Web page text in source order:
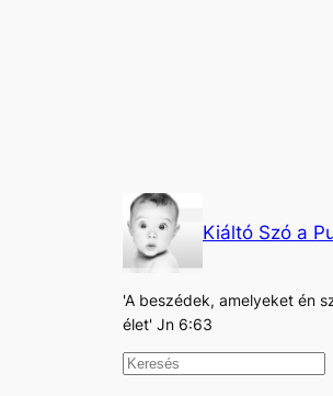
Kiáltó Szó a
'A beszédek, amelyeket én
élet' Jn 6:63
K